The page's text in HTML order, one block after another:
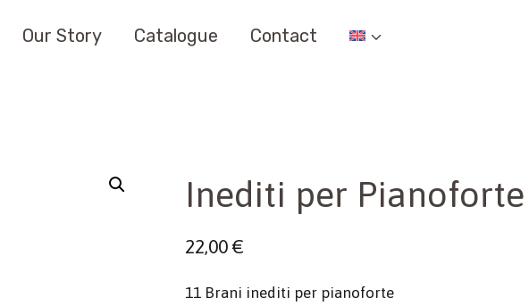
Our Story Catalogue Contact
Inediti per Pianoforte
22,00€
11 Brani inediti per pianoforte